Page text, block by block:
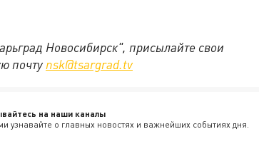
Новосибирск", присылайте свои
почту nsk@tsargrad.tv
на наши каналы
узнавайте о главных новостях и важнейших событиях дня.